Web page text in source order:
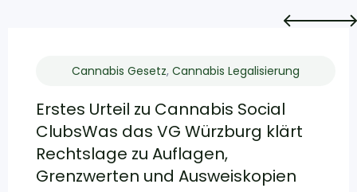
Cannabis Gesetz, Cannabis Legalisierung
Erstes Urteil zu Cannabis Social
ClubsWas das VG Würzburg klärt
Rechtslage zu Auflagen,
Grenzwerten und Ausweiskopien